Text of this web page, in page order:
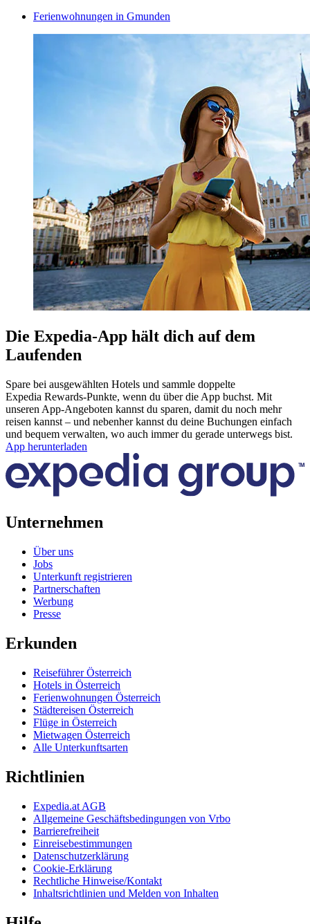
Ferienwohnungen in Gmunden
Die Expedia-App hält dich auf dem
Laufenden
Spare bei ausgewählten Hotels und sammle doppelte
Expedia Rewards-Punkte, wenn du über die App buchst. Mit
unseren App-Angeboten kannst du sparen, damit du noch mehr
reisen kannst – und nebenher kannst du deine Buchungen einfach
und bequem verwalten, wo auch immer du gerade unterwegs bist.
App herunterladen
Unternehmen
Über uns
Jobs
Unterkunft registrieren
Partnerschaften
Werbung
Presse
Erkunden
Reiseführer Österreich
Hotels in Österreich
Ferienwohnungen Österreich
Städtereisen Österreich
Flüge in Österreich
Mietwagen Österreich
Alle Unterkunftsarten
Richtlinien
Expedia.at AGB
Allgemeine Geschäftsbedingungen von Vrbo
Barrierefreiheit
Einreisebestimmungen
Datenschutzerklärung
Cookie-Erklärung
Rechtliche Hinweise/Kontakt
Inhaltsrichtlinien und Melden von Inhalten